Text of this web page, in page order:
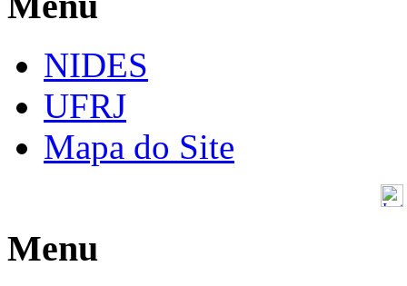
NIDES
UFRJ
Mapa do Site
Menu